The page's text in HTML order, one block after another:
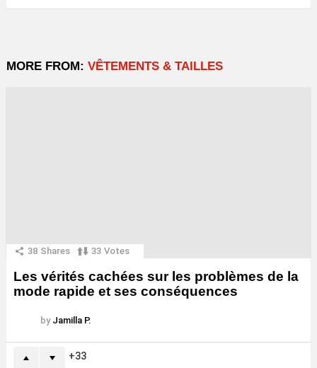
MORE FROM: VÊTEMENTS & TAILLES
38 Shares 33 Votes
Les vérités cachées sur les problèmes de la
mode rapide et ses conséquences
by Jamilla P.
33